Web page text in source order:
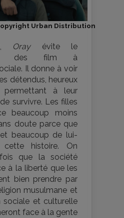
Urban Distribution
Orayévite le
des film à
Il donne à voir
détendus, heureux
permettant à leur
survivre. Les filles
beaucoup moins
doute parce que
beaucoup de lui-
histoire. On
que la société
à la liberté que les
bien prendre par
musulmane et
sociale et culturelle
face à la gente